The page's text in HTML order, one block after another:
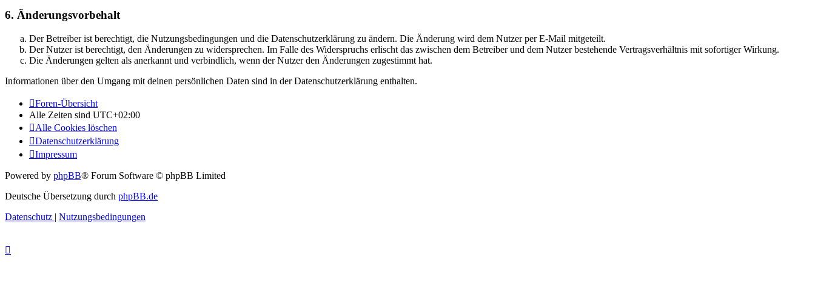
6. Änderungsvorbehalt
Der Betreiber ist berechtigt, die Nutzungsbedingungen und die Datenschutzerklärung zu ändern. Die Änderung wird dem Nutzer per E-Mail mitgeteilt.
Der Nutzer ist berechtigt, den Änderungen zu widersprechen. Im Falle des Widerspruchs erlischt das zwischen dem Betreiber und dem Nutzer bestehende Vertragsverhältnis mit sofortiger Wirkung.
Die Änderungen gelten als anerkannt und verbindlich, wenn der Nutzer den Änderungen zugestimmt hat.
Informationen über den Umgang mit deinen persönlichen Daten sind in der Datenschutzerklärung enthalten.
Foren-Übersicht
Alle Zeiten sind UTC+02:00
Alle Cookies löschen
Datenschutzerklärung
Impressum
Powered by phpBB® Forum Software © phpBB Limited
Deutsche Übersetzung durch phpBB.de
Datenschutz | Nutzungsbedingungen